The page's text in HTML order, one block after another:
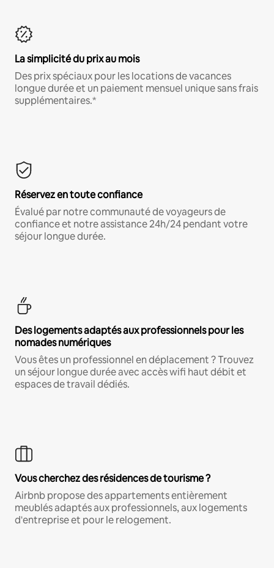
La simplicité du prix au mois
Des prix spéciaux pour les locations de vacances
longue durée et un paiement mensuel unique sans frais
supplémentaires.*
Réservez en toute confiance
Évalué par notre communauté de voyageurs de
confiance et notre assistance 24h/24 pendant votre
séjour longue durée.
Des logements adaptés aux professionnels pour les
nomades numériques
Vous êtes un professionnel en déplacement ? Trouvez
un séjour longue durée avec accès wifi haut débit et
espaces de travail dédiés.
Vous cherchez des résidences de tourisme ?
Airbnb propose des appartements entièrement
meublés adaptés aux professionnels, aux logements
d'entreprise et pour le relogement.